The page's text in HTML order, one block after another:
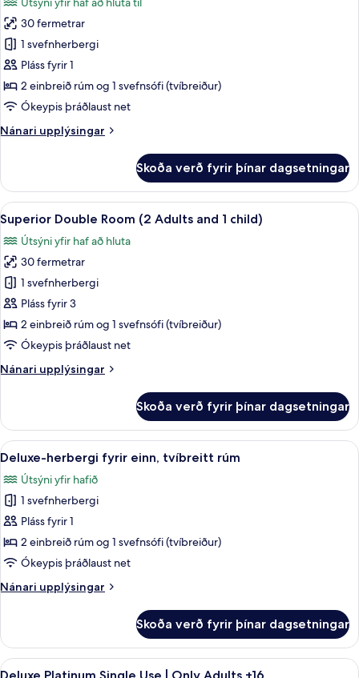
and
child)
myndir
fyrir
Superior-
herbergi
fyrir
einn,
tvíbreitt
rúm
30 fermetrar
1 svefnherbergi
Pláss fyrir 1
2 einbreið rúm og 1 svefnsófi (tvíbreiður)
Ókeypis þráðlaust net
Nánari upplýsingar
Nánari
herbergi
fyrir
einn,
tvíbreitt
rúm
Skoða verð fyrir þínar dagsetningar
Skoða
allar
myndir
fyrir
Superior
Double
Room
(2
Adults
and
Öryggishólf í herbergi, skrifborð,
6
Superior Double Room (2 Adults and 1 child)
Útsýni yfir haf að hluta
30 fermetrar
1 svefnherbergi
Pláss fyrir 3
2 einbreið rúm og 1 svefnsófi (tvíbreiður)
Ókeypis þráðlaust net
Nánari upplýsingar
Nánari
Double
Room
(2
and
child)
Skoða verð fyrir þínar dagsetningar
Skoða
allar
myndir
fyrir
Deluxe-
herbergi
fyrir
tvíbreitt
Öryggishólf í herbergi, skrifborð,
6
Deluxe-herbergi fyrir einn, tvíbreitt rúm
Útsýni yfir hafið
1 svefnherbergi
Pláss fyrir 1
2 einbreið rúm og 1 svefnsófi (tvíbreiður)
Ókeypis þráðlaust net
Nánari upplýsingar
Nánari
herbergi
fyrir
einn,
Skoða verð fyrir þínar dagsetningar
Skoða
Öryggishólf í herbergi, skrifborð,
19